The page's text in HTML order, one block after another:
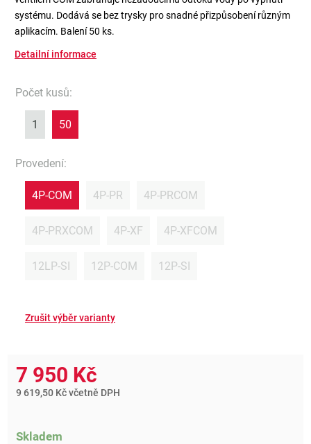
systému. Dodává se bez trysky pro snadné přizpůsobení různým
aplikacím. Balení 50 ks.
Detailní informace
Počet kusů:
1 50
Provedení:
4P-COM 4P-PR 4P-PRCOM
4P-PRXCOM 4P-XF 4P-XFCOM
12LP-SI 12P-COM 12P-SI
7 950 Kč
9 619,50 Kč včetně DPH
Skladem